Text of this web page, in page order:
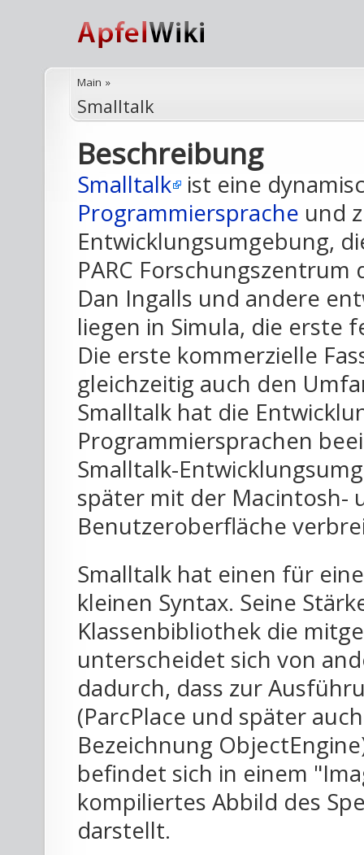
Main »
Smalltalk
Beschreibung
Smalltalk ist eine
Programmiersprache und
Entwicklungsumgebung,
PARC
Dan Ingalls und andere
liegen in Simula, die erste
Die erste kommerzielle
gleichzeitig auch den
Smalltalk hat die
Programmiersprachen
Smalltalk-
später mit der Macintosh-
Benutzeroberfläche
Smalltalk hat einen für
kleinen Syntax. Seine
Klassenbibliothek die
unterscheidet sich von
dadurch, dass zur
(ParcPlace und später
Bezeichnung
befindet sich in einem
kompiliertes Abbild des
darstellt.